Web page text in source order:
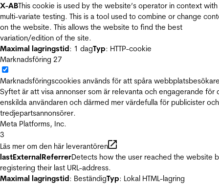
X-ABThis cookie is used by the website’s operator in context with
multi-variate testing. This is a tool used to combine or change
on the website. This allows the website to find the best
variation/edition of the site.
Maximal lagringstid: 1 dagTyp: HTTP-cookie
Marknadsföring 27
Marknadsföringscookies används för att spåra
Syftet är att visa annonser som är relevanta och engagerande för
enskilda användaren och därmed mer värdefulla för publicister och
tredjepartsannonsörer.
Meta Platforms, Inc.
3
Läs mer om den här leverantören
lastExternalReferrerDetects how the user reached the website
registering their last URL-address.
Maximal lagringstid: BeständigTyp: Lokal HTML-lagring